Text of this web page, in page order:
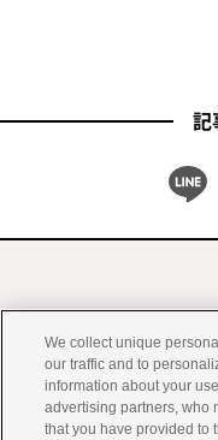
記
We collect unique
our traffic and to
information about your
advertising partners, who
that you have provided to